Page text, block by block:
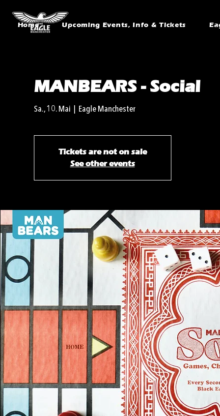
Home Upcoming Events, Info & Tickets
MANBEARS - Social
Sa., 10. Mai Eagle Manchester
Tickets are not on sale
See other events